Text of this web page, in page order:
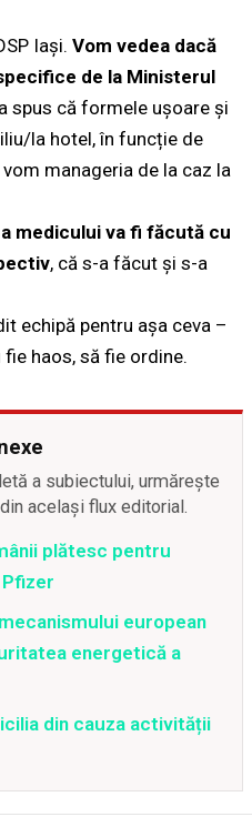
Iași. Vom vedea dacă
de la Ministerul
spus că formele ușoare și
la hotel, în funcție de
manageria de la caz la
medicului va fi făcută cu
, că s-a făcut și s-a
echipă pentru așa ceva –
haos, să fie ordine.
a subiectului, urmărește
același flux editorial.
plătesc pentru
european
energetică a
din cauza activității